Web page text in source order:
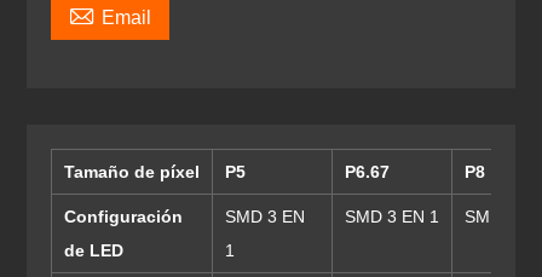
 Email
Tamaño de píxel P5 P6.67 P8
Configuración
de LED
SMD 3 EN
1
SMD 3 EN 1 SMD 3